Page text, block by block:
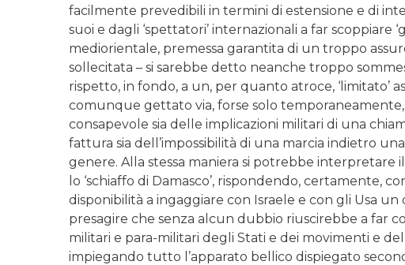
facilmente prevedibili in termini di estensione e di
suoi e dagli ‘spettatori’ internazionali a far
mediorientale, premessa garantita di un troppo
sollecitata – si sarebbe detto neanche troppo
rispetto, in fondo, a un, per quanto atroce, ‘limitato’
comunque gettato via, forse solo
consapevole sia delle implicazioni militari di una
fattura sia dell’impossibilità di una marcia indietro
genere. Alla stessa maniera si potrebbe
lo ‘schiaffo di Damasco’, rispondendo, certamente,
disponibilità a ingaggiare con Israele e con gli Usa
presagire che senza alcun dubbio riuscirebbe a far
militari e para-militari degli Stati e dei movimenti e
impiegando tutto l’apparato bellico dispiegato